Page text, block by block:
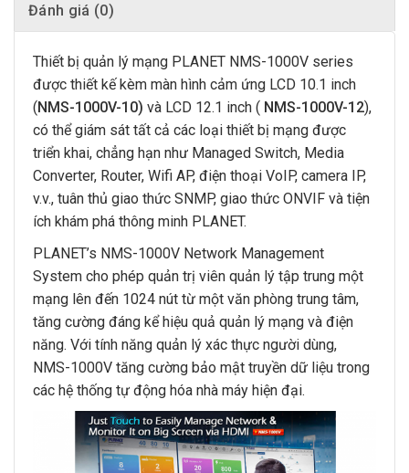
Đánh giá (0)
Thiết bị quản lý mạng PLANET NMS-1000V series
được thiết kế kèm màn hình cảm ứng LCD 10.1 inch
(NMS-1000V-10) và LCD 12.1 inch ( NMS-1000V-12),
có thể giám sát tất cả các loại thiết bị mạng được
triển khai, chẳng hạn như Managed Switch, Media
Converter, Router, Wifi AP, điện thoại VoIP, camera IP,
v.v., tuân thủ giao thức SNMP, giao thức ONVIF và tiện
ích khám phá thông minh PLANET.
PLANET’s NMS-1000V Network Management
System cho phép quản trị viên quản lý tập trung một
mạng lên đến 1024 nút từ một văn phòng trung tâm,
tăng cường đáng kể hiệu quả quản lý mạng và điện
năng. Với tính năng quản lý xác thực người dùng,
NMS-1000V tăng cường bảo mật truyền dữ liệu trong
các hệ thống tự động hóa nhà máy hiện đại.